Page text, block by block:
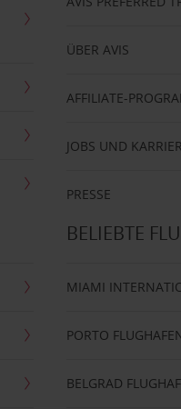
ÜBER AVIS
AFFILIATE-
JOBS UND
PRESSE
BELIEBTE
MIAMI
PORTO
BELGRAD